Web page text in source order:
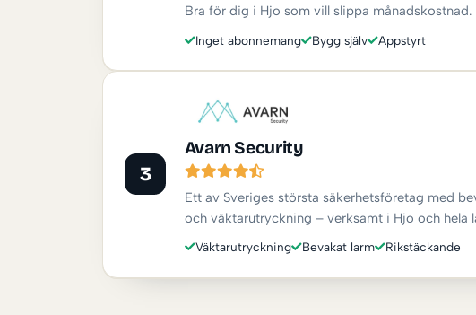
Bra för dig i Hjo som vill slippa månadskostnad.
Inget abonnemang Bygg själv Appstyrt
3
Avarn Security
Ett av Sveriges största säkerhetsföretag med
och väktarutryckning – verksamt i Hjo och hela
Väktarutryckning Bevakat larm Rikstäckande